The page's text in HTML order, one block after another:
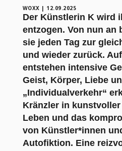
WOXX | 12.09.2025
Der Künstlerin K wird
entzogen. Von nun an
sie jeden Tag zur
und wieder zurück.
entstehen intensive
Geist, Körper, Liebe
„Individualverkehr“
Kränzler in
Leben und das
von Künstler*innen
Autofiktion. Eine